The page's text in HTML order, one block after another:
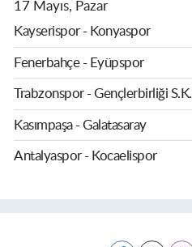
17 Mayıs, Pazar
Kayserispor - Konyaspor
Fenerbahçe - Eyüpspor
Trabzonspor - Gençlerbirliği S.K.
Kasımpaşa - Galatasaray
Antalyaspor - Kocaelispor